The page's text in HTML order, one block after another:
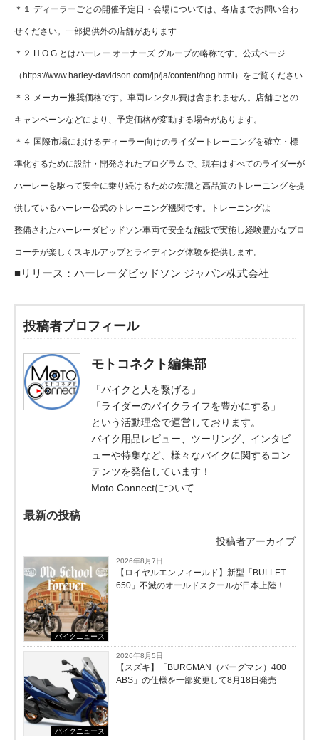
＊１ ディーラーごとの開催予定日・会場については、各店までお問い合わ
せください。一部提供外の店舗があります
＊２ H.O.G とはハーレー オーナーズ グループの略称です。公式ページ
（https://www.harley-davidson.com/jp/ja/content/hog.html）をご覧ください
＊３ メーカー推奨価格です。車両レンタル費は含まれません。店舗ごとの
キャンペーンなどにより、予定価格が変動する場合があります。
＊４ 国際市場におけるディーラー向けのライダートレーニングを確立・標
準化するために設計・開発されたプログラムで、現在はすべてのライダーが
ハーレーを駆って安全に乗り続けるための知識と高品質のトレーニングを提
供しているハーレー公式のトレーニング機関です。トレーニングは
整備されたハーレーダビッドソン車両で安全な施設で実施し経験豊かなプロ
コーチが楽しくスキルアップとライディング体験を提供します。
■リリース： ハーレーダビッドソン ジャパン株式会社
投稿者プロフィール
モトコネクト編集部
「バイクと人を繋げる」
「ライダーのバイクライフを豊かにする」
という活動理念で運営しております。
バイク用品レビュー、ツーリング、インタビ
ューや特集など、様々なバイクに関するコン
テンツを発信しています！
Moto Connectについて
最新の投稿
投稿者アーカイブ
バイクニュース
2026年8月7日
【ロイヤルエンフィールド】新型「BULLET
650」不滅のオールドスクールが⽇本上陸！
バイクニュース
2026年8月5日
【スズキ】「BURGMAN（バーグマン）400
ABS」の仕様を一部変更して8月18日発売